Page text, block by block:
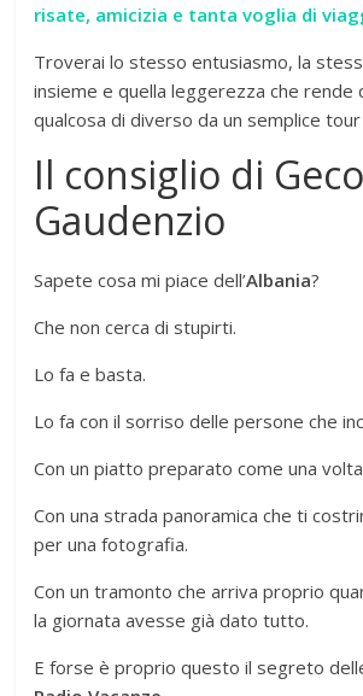
risate, amicizia e tanta voglia di
Troverai lo stesso entusiasmo, la
insieme e quella leggerezza che rende
qualcosa di diverso da un semplice
Il consiglio di Geco
Gaudenzio
Sapete cosa mi piace dell’Albania?
Che non cerca di stupirti.
Lo fa e basta.
Lo fa con il sorriso delle persone che
Con un piatto preparato come una
Con una strada panoramica che ti
per una fotografia.
Con un tramonto che arriva proprio
la giornata avesse già dato tutto.
E forse è proprio questo il segreto